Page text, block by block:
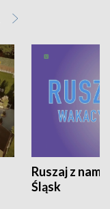
Ruszaj z
Śląsk